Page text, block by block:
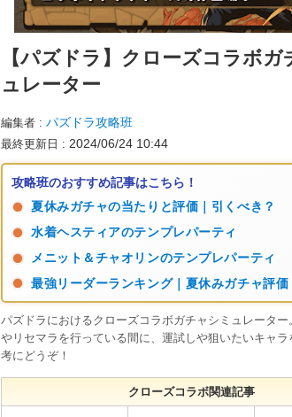
【パズドラ】 クローズコラボガ
ュレーター
編集者 パズドラ攻略班
最終更新日 2024/06/24 10:44
攻略班のおすすめ記事はこちら！
夏休みガチャの当たりと評価｜引くべき？
水着ヘスティアのテンプレパーティ
メニット＆チャオリンのテンプレパーティ
最強リーダーランキング｜夏休みガチャ評価
パズドラにおけるクローズコラボガチャシミュレータ
やリセマラを行っている間に、運試しや狙いたいキャラ
考にどうぞ！
クローズコラボ関連記事